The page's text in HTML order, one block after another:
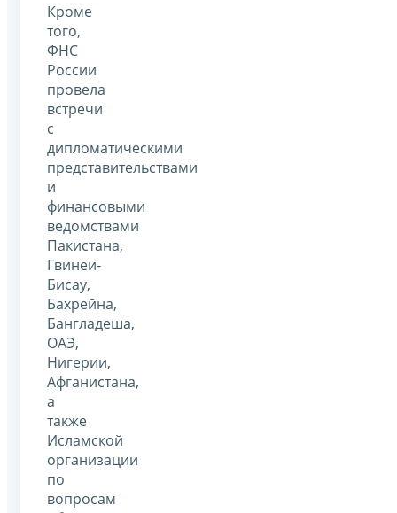
Кроме
того,
ФНС
России
провела
встречи
с
дипломатическими
представительствами
и
финансовыми
ведомствами
Пакистана,
Гвинеи-
Бисау,
Бахрейна,
Бангладеша,
ОАЭ,
Нигерии,
Афганистана,
а
также
Исламской
организации
по
вопросам